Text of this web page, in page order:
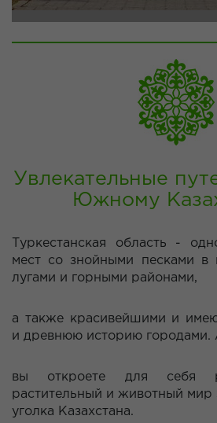
Увлекательные
Южному
Туркестанская область -
мест со знойными песками в
лугами и горными районами,
а также красивейшими и
и древнюю историю городами.
вы откроете для себя
растительный и животный мир
уголка Казахстана.